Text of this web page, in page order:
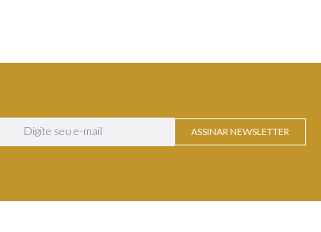
ASSINAR NEWSLETTER